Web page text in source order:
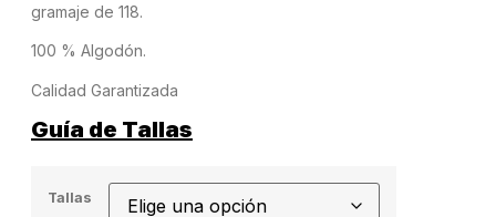
gramaje de 118.
100 % Algodón.
Calidad Garantizada
Guía de Tallas
Tallas